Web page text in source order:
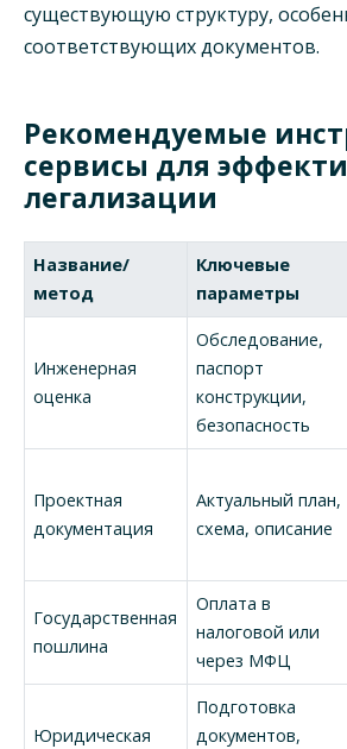
существующую структуру,
соответствующих документов.
Рекомендуемые
сервисы для
легализации
Название/
метод
Ключевые
параметры
Инженерная
оценка
Обследование,
паспорт
конструкции,
безопасность
Проектная
документация
Актуальный план,
схема, описание
Государственная
пошлина
Оплата в
налоговой или
через МФЦ
Юридическая
Подготовка
документов,